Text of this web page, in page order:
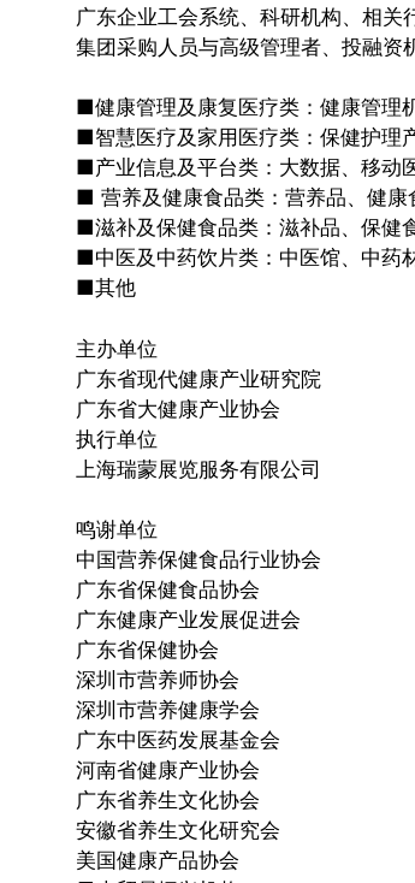
广东企业工会系统、科研机构、相关
集团采购人员与高级管理者、投融资
■健康管理及康复医疗类：健康管理
■智慧医疗及家用医疗类：保健护理
■产业信息及平台类：大数据、移动
■ 营养及健康食品类：营养品、健康
■滋补及保健食品类：滋补品、保健
■中医及中药饮片类：中医馆、中药
■其他
主办单位
广东省现代健康产业研究院
广东省大健康产业协会
执行单位
上海瑞蒙展览服务有限公司
鸣谢单位
中国营养保健食品行业协会
广东省保健食品协会
广东健康产业发展促进会
广东省保健协会
深圳市营养师协会
深圳市营养健康学会
广东中医药发展基金会
河南省健康产业协会
广东省养生文化协会
安徽省养生文化研究会
美国健康产品协会